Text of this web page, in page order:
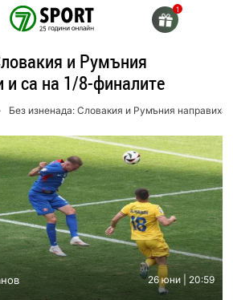
и Румъния
и са на 1/8-финалите
Без изненада: Словакия и Румъния направиха
26 юни | 20:59